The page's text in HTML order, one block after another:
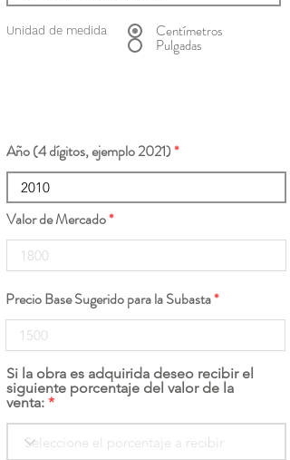
Unidad de medida Centímetros
Pulgadas
Año (4 dígitos, ejemplo 2021)
Valor de Mercado
Precio Base Sugerido para la Subasta
Si la obra es adquirida deseo recibir el
siguiente porcentaje del valor de la
venta: